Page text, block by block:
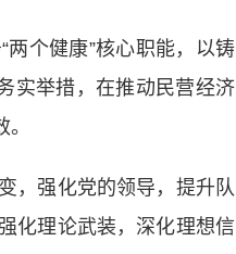
个健康”核心职能，以铸
实举措，在推动民营经济
，强化党的领导，提升队
化理论武装，深化理想信